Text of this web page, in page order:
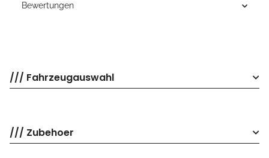
Bewertungen
/// Fahrzeugauswahl
/// Zubehoer